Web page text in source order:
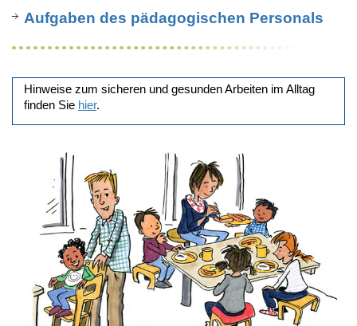
Aufgaben des pädagogischen Personals
Hinweise zum sicheren und gesunden Arbeiten im Alltag
finden Sie hier.